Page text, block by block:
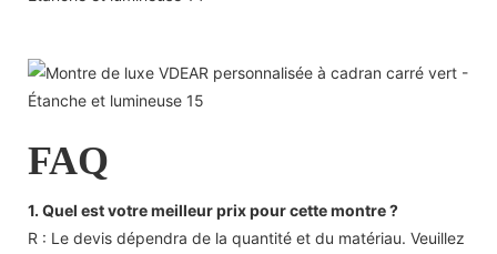
FAQ
1. Quel est votre meilleur prix pour cette montre ?
R : Le devis dépendra de la quantité et du matériau. Veuillez